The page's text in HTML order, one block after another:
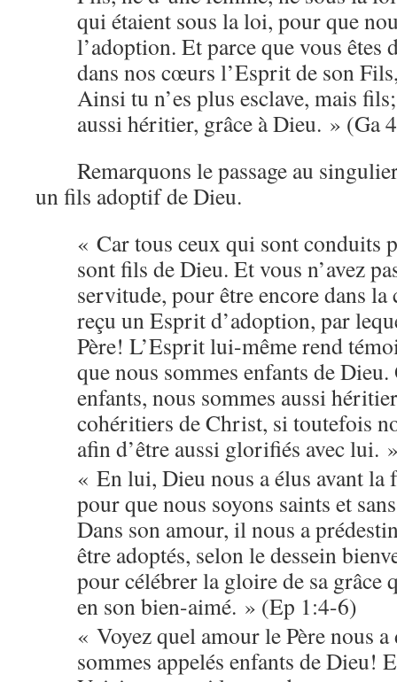
qui étaient sous la loi, pour que
l’adoption. Et parce que vous êtes
dans nos cœurs l’Esprit de son
Ainsi tu n’es plus esclave, mais
aussi héritier, grâce à Dieu. » (Ga
Remarquons le passage au
un fils adoptif de Dieu.
« Car tous ceux qui sont conduits
sont fils de Dieu. Et vous n’avez
servitude, pour être encore dans la
reçu un Esprit d’adoption, par
Père! L’Esprit lui-même rend
que nous sommes enfants de
enfants, nous sommes aussi
cohéritiers de Christ, si toutefois
afin d’être aussi glorifiés avec lui.
« En lui, Dieu nous a élus avant la
pour que nous soyons saints et
Dans son amour, il nous a
être adoptés, selon le dessein
pour célébrer la gloire de sa grâce
en son bien-aimé. » (Ep 1:4-6)
« Voyez quel amour le Père nous
sommes appelés enfants de Dieu!